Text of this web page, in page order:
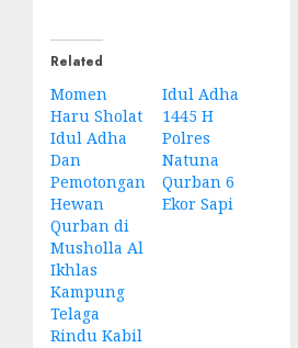
Related
Momen
Haru Sholat
Idul Adha
Dan
Pemotongan
Hewan
Qurban di
Musholla Al
Ikhlas
Kampung
Telaga
Rindu Kabil
Idul Adha
1445 H
Polres
Natuna
Qurban 6
Ekor Sapi